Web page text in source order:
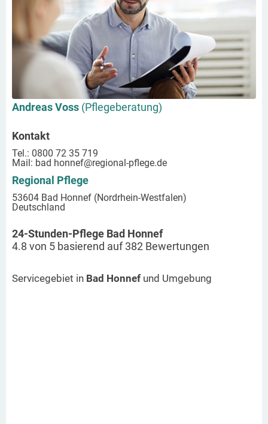
Andreas Voss (Pflegeberatung)
Kontakt
Tel.: 0800 72 35 719
Mail: bad honnef@regional-pflege.de
Regional Pflege
53604 Bad Honnef (Nordrhein-Westfalen)
Deutschland
24-Stunden-Pflege Bad Honnef
4.8 von 5 basierend auf382 Bewertungen
Servicegebiet in Bad Honnef und Umgebung